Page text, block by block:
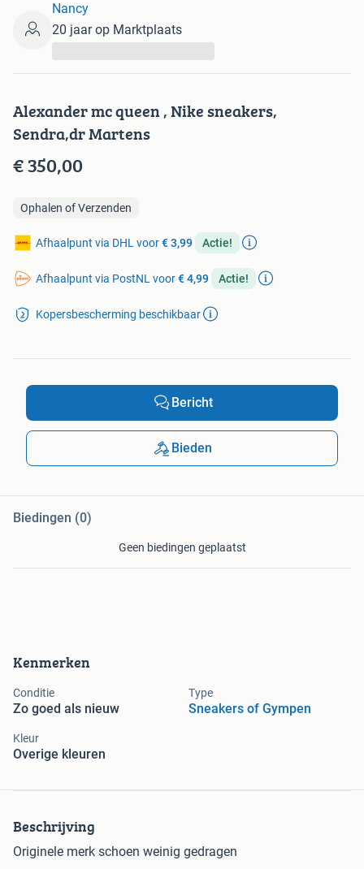
Kenmerken
Conditie
Zo goed als nieuw
Type
Sneakers of Gympen
Kleur
Overige kleuren
Beschrijving
Originele merk schoen weinig gedragen
Alexander mc queen , Nike sneakers,
Sendra,dr Martens
€ 350,00
Ophalen of Verzenden
Afhaalpunt via DHL voor€ 3,99 Actie!
Afhaalpunt via PostNL voor€ 4,99 Actie!
Kopersbescherming beschikbaar
Nancy
20 jaar op Marktplaats
Bericht
Bieden
Biedingen (0)
Geen biedingen geplaatst